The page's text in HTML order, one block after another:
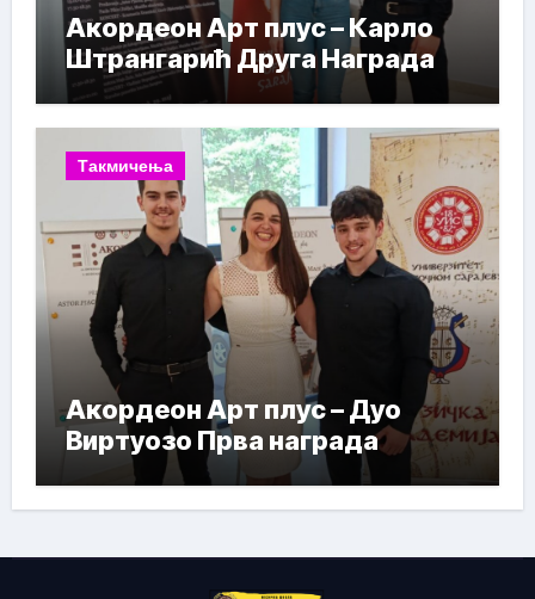
Акордеон Арт плус – Карло
Штрангарић Друга Награда
Такмичења
Акордеон Арт плус – Дуо
Виртуозо Прва награда